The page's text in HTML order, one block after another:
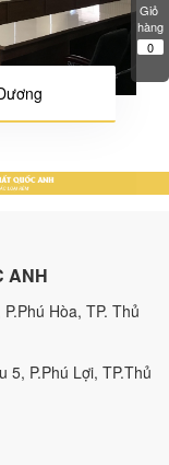
ANH
Hòa, TP. Thủ
5, P.Phú Lợi, TP.Thủ
Giỏ
hàng
0